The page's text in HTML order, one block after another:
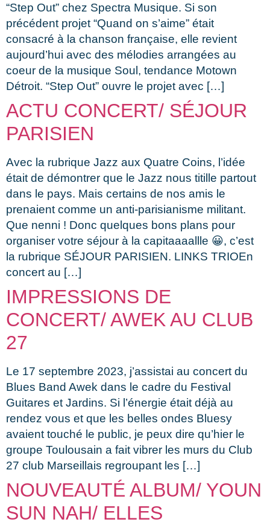
“Step Out” chez Spectra Musique. Si son
précédent projet “Quand on s’aime” était
consacré à la chanson française, elle revient
aujourd’hui avec des mélodies arrangées au
coeur de la musique Soul, tendance Motown
Détroit. “Step Out” ouvre le projet avec […]
ACTU CONCERT/ SÉJOUR
PARISIEN
Avec la rubrique Jazz aux Quatre Coins, l’idée
était de démontrer que le Jazz nous titille partout
dans le pays. Mais certains de nos amis le
prenaient comme un anti-parisianisme militant.
Que nenni ! Donc quelques bons plans pour
organiser votre séjour à la capitaaaallle 😀, c’est
la rubrique SÉJOUR PARISIEN. LINKS TRIOEn
concert au […]
IMPRESSIONS DE
CONCERT/ AWEK AU CLUB
27
Le 17 septembre 2023, j’assistai au concert du
Blues Band Awek dans le cadre du Festival
Guitares et Jardins. Si l’énergie était déjà au
rendez vous et que les belles ondes Bluesy
avaient touché le public, je peux dire qu’hier le
groupe Toulousain a fait vibrer les murs du Club
27 club Marseillais regroupant les […]
NOUVEAUTÉ ALBUM/ YOUN
SUN NAH/ ELLES